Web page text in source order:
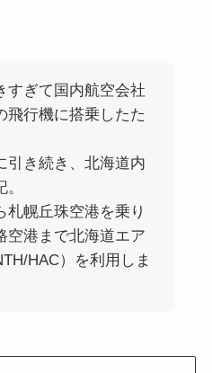
すぎて国内航空会社
飛行機に搭乗したた
引き続き、北海道内
札幌丘珠空港を乗り
空港まで北海道エア
HAC）を利用しま